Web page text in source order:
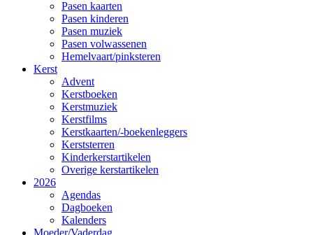
Pasen kaarten
Pasen kinderen
Pasen muziek
Pasen volwassenen
Hemelvaart/pinksteren
Kerst
Advent
Kerstboeken
Kerstmuziek
Kerstfilms
Kerstkaarten/-boekenleggers
Kerststerren
Kinderkerstartikelen
Overige kerstartikelen
2026
Agendas
Dagboeken
Kalenders
Moeder/Vaderdag